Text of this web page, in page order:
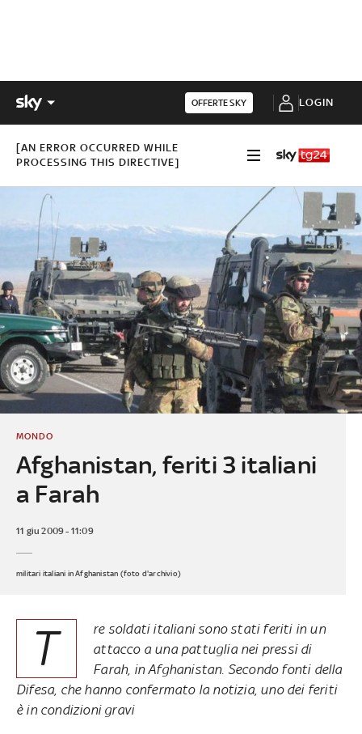
OFFERTE SKY LOGIN
[AN ERROR OCCURRED WHILE
PROCESSING THIS DIRECTIVE]
Afghanistan, feriti 3 italiani
a Farah
MONDO
11 giu 2009 - 11:09
militari italiani in Afghanistan (foto d'archivio)
T
re soldati italiani sono stati feriti in un
attacco a una pattuglia nei pressi di
Farah, in Afghanistan. Secondo fonti della
Difesa, che hanno confermato la notizia, uno dei feriti
è in condizioni gravi